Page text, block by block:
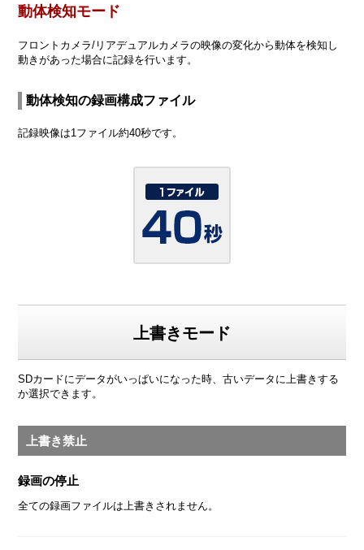
動体検知モード
フロントカメラ/リアデュアルカメラの映像の変化から動体を検知し
動きがあった場合に記録を行います。
動体検知の録画構成ファイル
記録映像は1ファイル約40秒です。
上書きモード
SDカードにデータがいっぱいになった時、古いデータに上書きする
か選択できます。
上書き禁止
録画の停止
全ての録画ファイルは上書きされません。